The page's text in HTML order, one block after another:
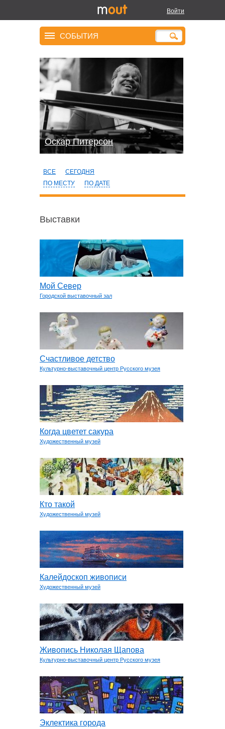
Войти
СОБЫТИЯ
Оскар Питерсон
ВСЕ
СЕГОДНЯ
ПО МЕСТУ
ПО ДАТЕ
Выставки
Мой Север
Городской выставочный зал
Счастливое детство
Культурно-выставочный центр Русского музея
Когда цветет сакура
Художественный музей
Кто такой
Художественный музей
Калейдоскоп живописи
Художественный музей
Живопись Николая Щапова
Культурно-выставочный центр Русского музея
Эклектика города